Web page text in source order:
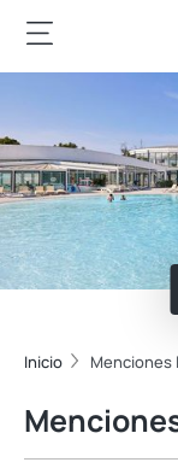
Inicio Menciones